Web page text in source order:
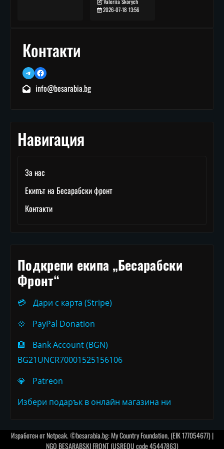
2026-07-18 13:56
Контакти
TelegramFacebook
info@besarabia.bg
Навигация
За нас
Екипът на Бесарабски фронт
Контакти
Подкрепи екипа „Бесарабски
Фронт“
💳
Дари с карта (Stripe)
💠
PayPal Donation
🏦
Bank Account (BGN)
BG21UNCR70001525156106
💎
Patreon
Избери подарък в онлайн магазина ни
Изработен отNetpeak. ©besarabia.bg: My Country Foundation, (EIK 177054677) |
NGO BESARABSKI FRONT (USREOU code 45447863)